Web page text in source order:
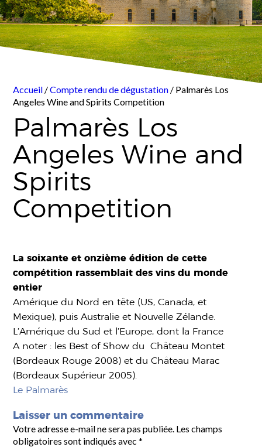
Accueil /Compte rendu de dégustation / Palmarès Los
Angeles Wine and Spirits Competition
Palmarès Los
Angeles Wine and
Spirits
Competition
La soixante et onzième édition de cette
compétition rassemblait des vins du monde
entier
Amérique du Nord en tête (US, Canada, et
Mexique), puis Australie et Nouvelle Zélande.
L’Amérique du Sud et l’Europe, dont la France
A noter : les Best of Show du Château Montet
(Bordeaux Rouge 2008) et du Château Marac
(Bordeaux Supérieur 2005).
Le Palmarès
Laisser un commentaire
Votre adresse e-mail ne sera pas publiée. Les champs
obligatoires sont indiqués avec*